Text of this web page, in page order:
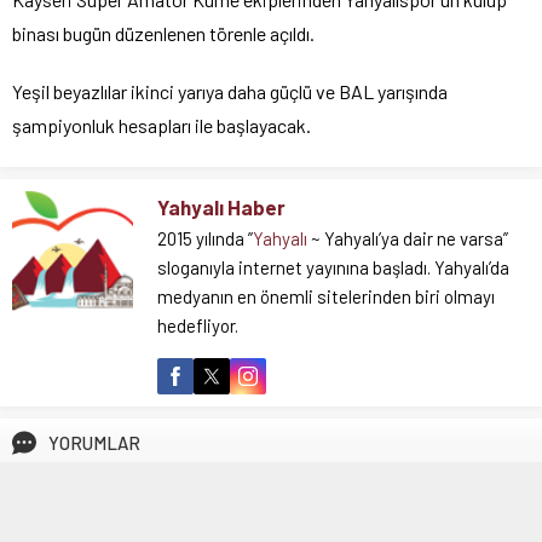
binası bugün düzenlenen törenle açıldı.
Yeşil beyazlılar ikinci yarıya daha güçlü ve BAL yarışında
şampiyonluk hesapları ile başlayacak.
Yahyalı Haber
2015 yılında ”Yahyalı ~ Yahyalı’ya dair ne varsa”
sloganıyla internet yayınına başladı. Yahyalı’da
medyanın en önemli sitelerinden biri olmayı
hedefliyor.
YORUMLAR